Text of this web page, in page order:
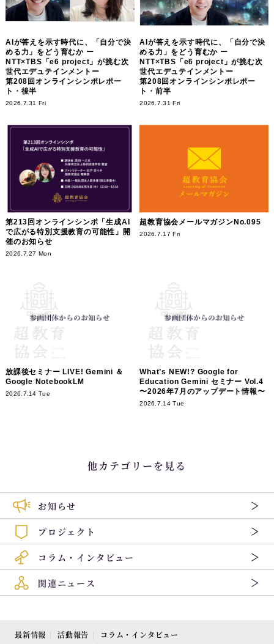
AIが答えを示す時代に、「自分で決
める力」をどう育むか ー
NTT×TBS「e6 project」が挑む次
世代エデュテインメントー
第208回オンラインシンポレポー
ト・後半
2026.7.31 Fri
AIが答えを示す時代に、「自分で決
める力」をどう育むか ー
NTT×TBS「e6 project」が挑む次
世代エデュテインメントー
第208回オンラインシンポレポー
ト・前半
2026.7.31 Fri
第213回オンラインシンポ「生成AI
で広がる特別支援教育の可能性」開
催のお知らせ
2026.7.27 Mon
超教育協会メールマガジンNo.095
2026.7.17 Fri
放課後セミナー LIVE! Gemini ＆
Google NotebookLM
2026.7.14 Tue
What’s NEW!? Google for
Education Gemini セミナー Vol.4
〜2026年7月のアップデート情報〜
2026.7.14 Tue
他カテゴリーを見る
お知らせ
プロジェクト
コラム・インタビュー
関連ニュース
最新情報 活動報告 コラム・インタビュー